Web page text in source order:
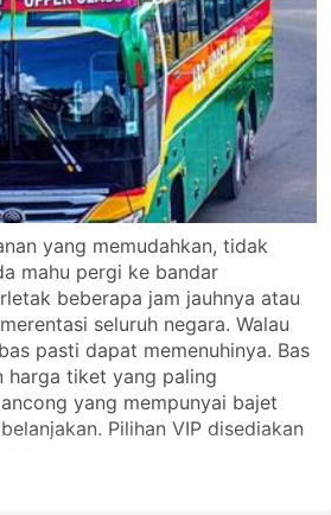
yang memudahkan, tidak
mahu pergi ke bandar
beberapa jam jauhnya atau
seluruh negara. Walau
pasti dapat memenuhinya. Bas
harga tiket yang paling
yang mempunyai bajet
Pilihan VIP disediakan
anda menaiki bas, pastikan